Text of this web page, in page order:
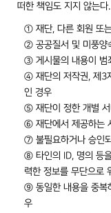
떠한 책임도 지지 않는다.
① 재단, 다른 회원 또
② 공공질서 및 미풍양
③ 게시물의 내용이 범
④ 재단의 저작권, 제3
인 경우
⑤ 재단이 정한 개별 서
⑥ 재단에서 제공하는
⑦ 불필요하거나 승인
⑧ 타인의 ID, 명의 등
력한 정보를 무단으로
⑨ 동일한 내용을 중복
우